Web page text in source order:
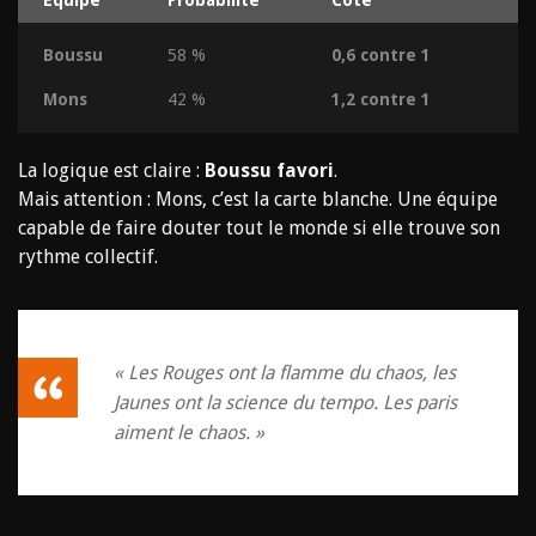
Boussu 58 % 0,6 contre 1
Mons 42 % 1,2 contre 1
La logique est claire : Boussu favori.
Mais attention : Mons, c’est la carte blanche. Une équipe
capable de faire douter tout le monde si elle trouve son
rythme collectif.
« Les Rouges ont la flamme du chaos, les
Jaunes ont la science du tempo. Les paris
aiment le chaos. »